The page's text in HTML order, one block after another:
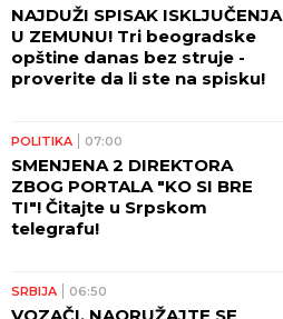
NAJDUŽI SPISAK ISKLJUČENJA
U ZEMUNU! Tri beogradske
opštine danas bez struje -
proverite da li ste na spisku!
POLITIKA 07:00
SMENJENA 2 DIREKTORA
ZBOG PORTALA "KO SI BRE
TI"! Čitajte u Srpskom
telegrafu!
SRBIJA 06:50